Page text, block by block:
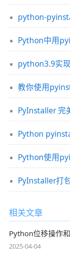
python-
Python中用
python3.9实
教你使用
PyInstaller 完
Python
PyInstaller打
相关文章
Python位移操作
2025-04-04